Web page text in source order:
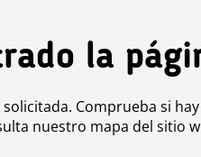
la
Comprueba si hay
nuestro mapa del sitio